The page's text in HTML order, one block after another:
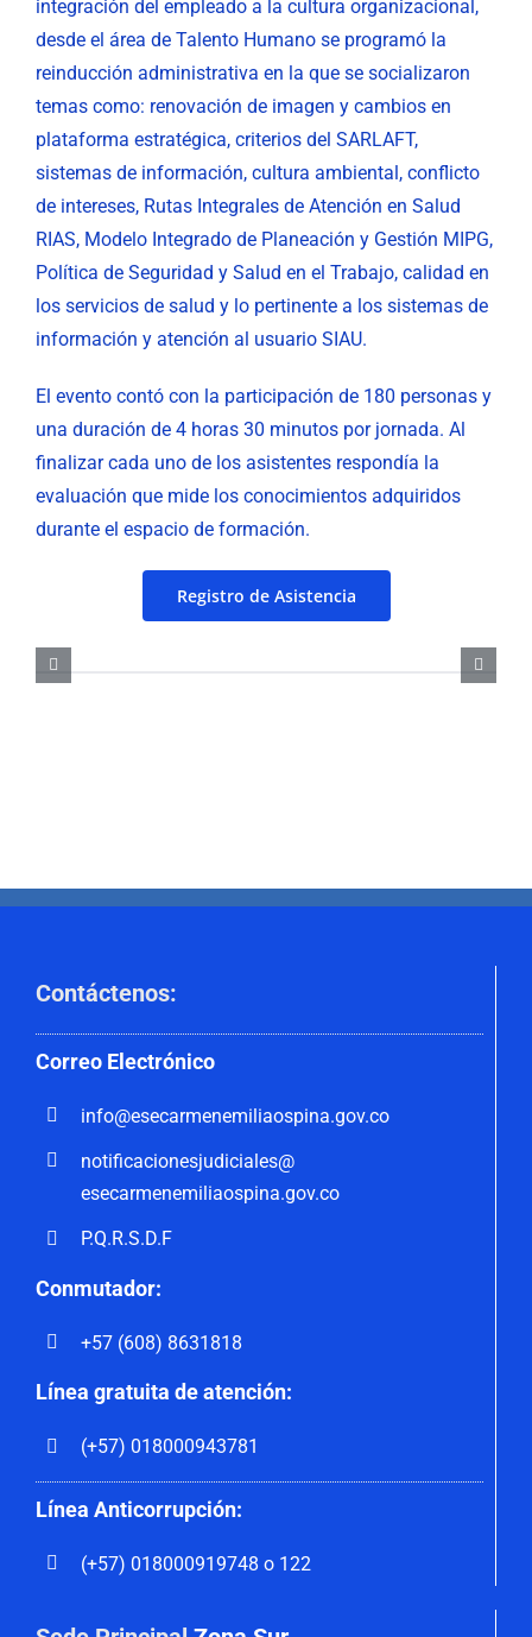
integración del empleado a la cultura organizacional,
desde el área de Talento Humano se programó la
reinducción administrativa en la que se socializaron
temas como: renovación de imagen y cambios en
plataforma estratégica, criterios del SARLAFT,
sistemas de información, cultura ambiental, conflicto
de intereses, Rutas Integrales de Atención en Salud
RIAS, Modelo Integrado de Planeación y Gestión MIPG,
Política de Seguridad y Salud en el Trabajo, calidad en
los servicios de salud y lo pertinente a los sistemas de
información y atención al usuario SIAU.
El evento contó con la participación de 180 personas y
una duración de 4 horas 30 minutos por jornada. Al
finalizar cada uno de los asistentes respondía la
evaluación que mide los conocimientos adquiridos
durante el espacio de formación.
Registro de Asistencia
Contáctenos:
Correo Electrónico
info@esecarmenemiliaospina.gov.co
notificacionesjudiciales@
esecarmenemiliaospina.gov.co
P.Q.R.S.D.F
Conmutador:
+57 (608) 8631818
Línea gratuita de atención:
(+57) 018000943781
Línea Anticorrupción:
(+57) 018000919748 o 122